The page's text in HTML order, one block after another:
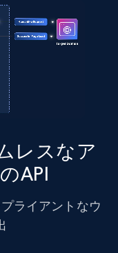
from a
Num
and
レスなア
API
ライアントなウ